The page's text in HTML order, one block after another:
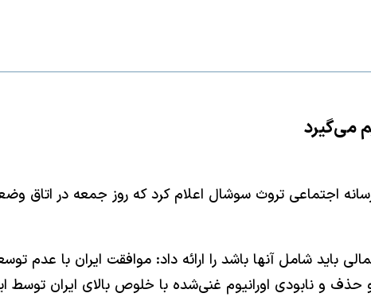
می‌گیرد
رسانه اجتماعی تروث سوشال اعلام کرد که روز جمعه در
باید شامل آنها باشد را ارائه داد: موافقت ایران با عدم
حذف و نابودی اورانیوم غنی‌شده با خلوص بالای ایران توسط